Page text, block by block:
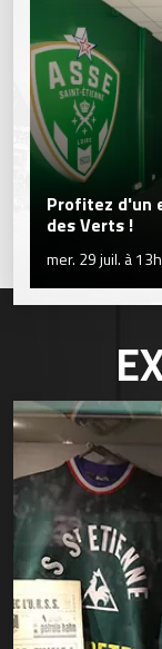
Profitez d'un
des Verts !
mer. 29 juil. à